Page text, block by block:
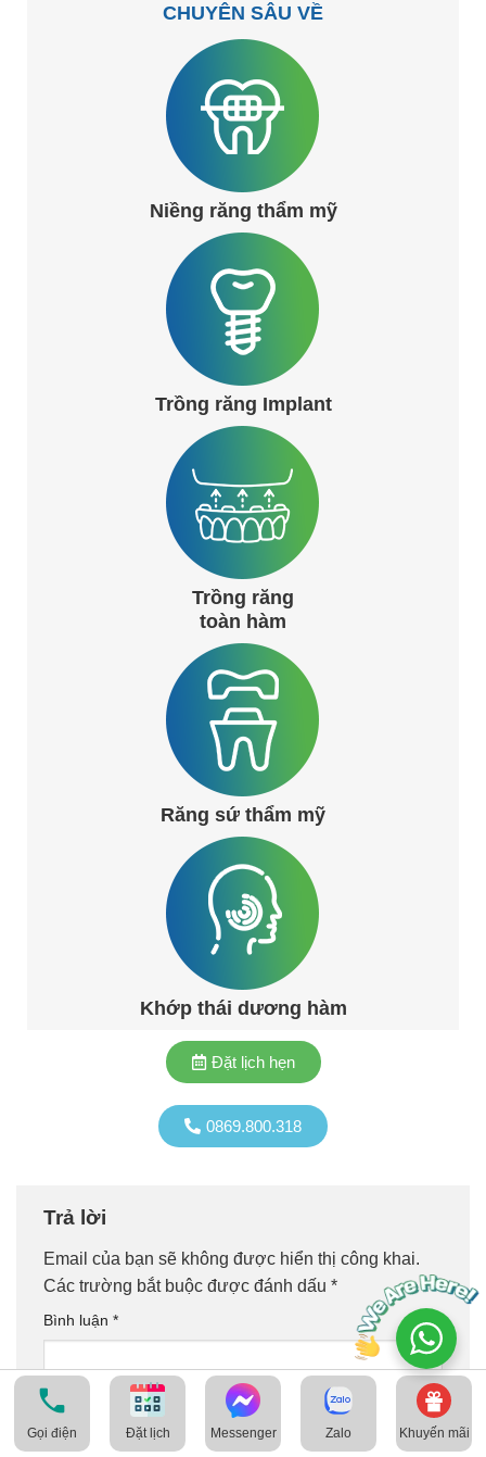
CHUYÊN SÂU VỀ
Niềng răng thẩm mỹ
Trồng răng Implant
Trồng răng
toàn hàm
Răng sứ thẩm mỹ
Khớp thái dương hàm
0869.800.318
Đặt lịch hẹn
Trả lời
Email của bạn sẽ không được hiển thị công khai.
Các trường bắt buộc được đánh dấu *
Bình luận *
Gọi điện Đặt lịch Messenger Zalo Khuyến mãi